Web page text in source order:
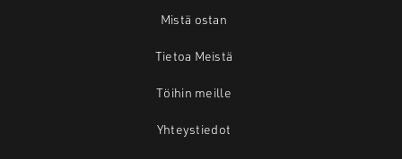
Mistä ostan
Tietoa Meistä
Töihin meille
Yhteystiedot